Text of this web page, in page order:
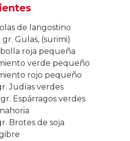
de langostino
Gulas, (surimi)
roja pequeña
verde pequeño
rojo pequeño
Judías verdes
Espárragos verdes
Brotes de soja